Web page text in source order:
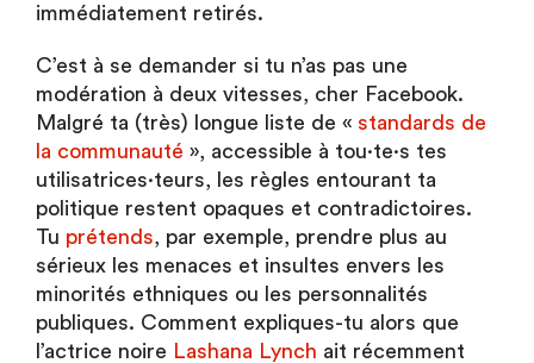
immédiatement retirés.
C’est à se demander si tu n’as pas une
modération à deux vitesses, cher Facebook.
Malgré ta (très) longue liste de « standards de
la communauté », accessible à tou·te·s tes
utilisatrices·teurs, les règles entourant ta
politique restent opaques et contradictoires.
Tu prétends, par exemple, prendre plus au
sérieux les menaces et insultes envers les
minorités ethniques ou les personnalités
publiques. Comment expliques-tu alors que
l’actrice noire Lashana Lynch ait récemment